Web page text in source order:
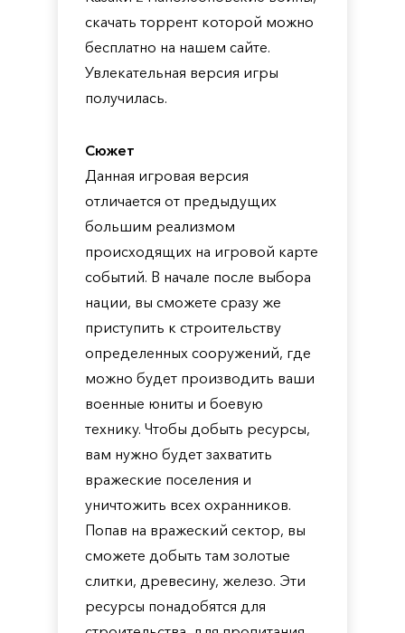
скачать торрент которой можно
бесплатно на нашем сайте.
Увлекательная версия игры
получилась.
Сюжет
Данная игровая версия
отличается от предыдущих
большим реализмом
происходящих на игровой карте
событий. В начале после выбора
нации, вы сможете сразу же
приступить к строительству
определенных сооружений, где
можно будет производить ваши
военные юниты и боевую
технику. Чтобы добыть ресурсы,
вам нужно будет захватить
вражеские поселения и
уничтожить всех охранников.
Попав на вражеский сектор, вы
сможете добыть там золотые
слитки, древесину, железо. Эти
ресурсы понадобятся для